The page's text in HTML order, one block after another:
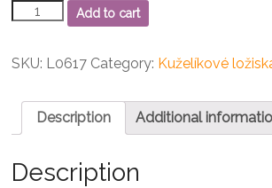
32015
Kuželíkové
quantity
Add to cart
SKU: L0617 Category: Kuželíkové
Description Additional
Description